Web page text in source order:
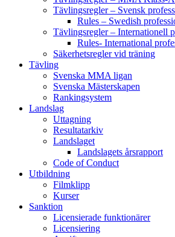
Tävlingsregler – Svensk
Rules – Swedish
Tävlingsregler – Internationell
Rules- International
Säkerhetsregler vid träning
Tävling
Svenska MMA ligan
Svenska Mästerskapen
Rankingsystem
Landslag
Uttagning
Resultatarkiv
Landslaget
Landslagets årsrapport
Code of Conduct
Utbildning
Filmklipp
Kurser
Sanktion
Licensierade funktionärer
Licensiering